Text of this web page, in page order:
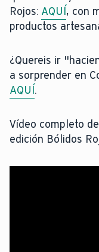
Rojos: AQUÍ, con
productos
¿Quereis ir
a sorprender en
AQUÍ.
Vídeo completo
edición Bólidos